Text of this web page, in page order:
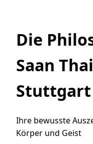
Die
Saan
Stuttgart
Ihre bewusste
Körper und Geist